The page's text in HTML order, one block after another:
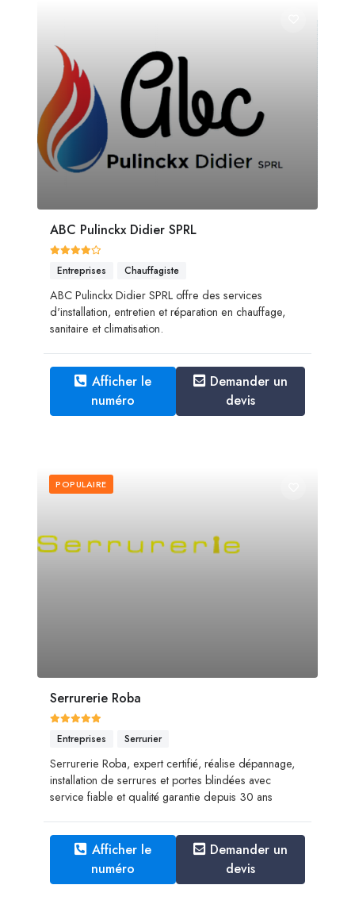
ABC Pulinckx Didier SPRL
Entreprises Chauffagiste
ABC Pulinckx Didier SPRL offre des services
d'installation, entretien et réparation en chauffage,
sanitaire et climatisation.
Afficher le
numéro
Demander un
devis
POPULAIRE
Serrurerie Roba
Entreprises Serrurier
Serrurerie Roba, expert certifié, réalise dépannage,
installation de serrures et portes blindées avec
service fiable et qualité garantie depuis 30 ans
Afficher le
numéro
Demander un
devis